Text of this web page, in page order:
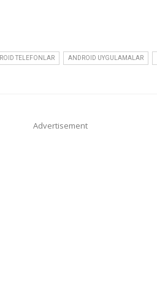
TELEFONLAR ANDROID UYGULAMALAR
Advertisement